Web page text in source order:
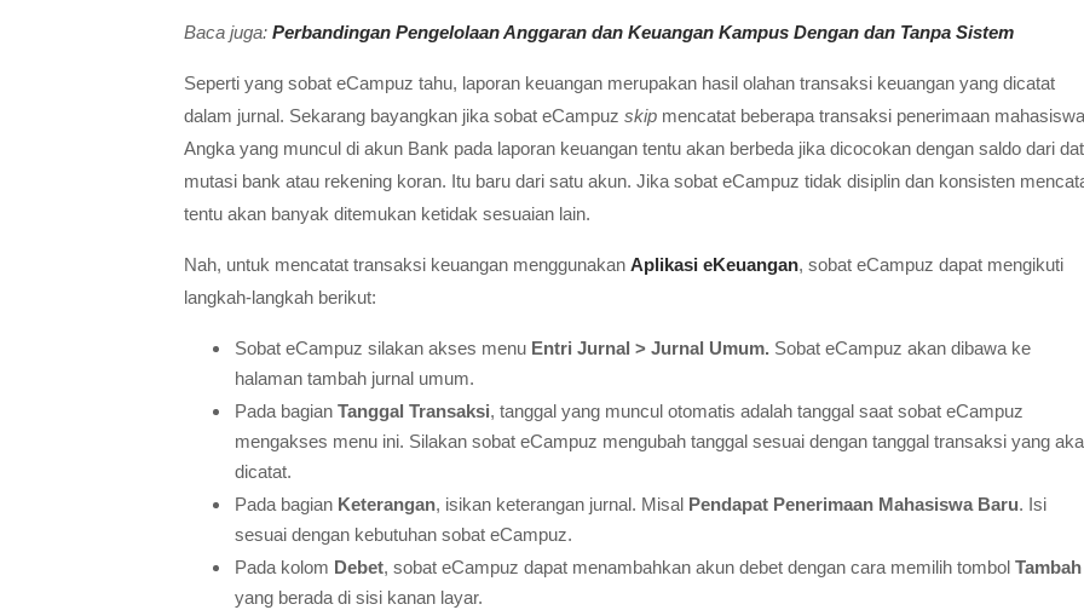
Baca juga: Perbandingan Pengelolaan Anggaran dan Keuangan Kampus Dengan dan Tanpa Sistem
Seperti yang sobat eCampuz tahu, laporan keuangan merupakan hasil olahan transaksi keuangan yang dicatat
dalam jurnal. Sekarang bayangkan jika sobat eCampuz skip mencatat beberapa transaksi penerimaan
Angka yang muncul di akun Bank pada laporan keuangan tentu akan berbeda jika dicocokan dengan saldo dari
mutasi bank atau rekening koran. Itu baru dari satu akun. Jika sobat eCampuz tidak disiplin dan konsisten
tentu akan banyak ditemukan ketidak sesuaian lain.
Nah, untuk mencatat transaksi keuangan menggunakan Aplikasi eKeuangan, sobat eCampuz dapat mengikuti
langkah-langkah berikut:
Sobat eCampuz silakan akses menu Entri Jurnal > Jurnal Umum. Sobat eCampuz akan dibawa ke
halaman tambah jurnal umum.
Pada bagian Tanggal Transaksi, tanggal yang muncul otomatis adalah tanggal saat sobat eCampuz
mengakses menu ini. Silakan sobat eCampuz mengubah tanggal sesuai dengan tanggal transaksi yang
dicatat.
Pada bagian Keterangan, isikan keterangan jurnal. Misal Pendapat Penerimaan Mahasiswa Baru. Isi
sesuai dengan kebutuhan sobat eCampuz.
Pada kolom Debet, sobat eCampuz dapat menambahkan akun debet dengan cara memilih tombol Tambah
yang berada di sisi kanan layar.